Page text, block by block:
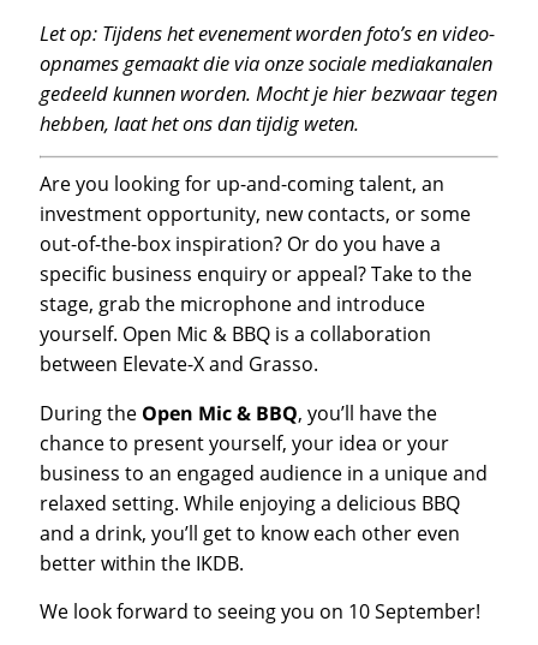
Let op: Tijdens het evenement worden foto’s en video-
opnames gemaakt die via onze sociale mediakanalen
gedeeld kunnen worden. Mocht je hier bezwaar tegen
hebben, laat het ons dan tijdig weten.
Are you looking for up-and-coming talent, an
investment opportunity, new contacts, or some
out-of-the-box inspiration? Or do you have a
specific business enquiry or appeal? Take to the
stage, grab the microphone and introduce
yourself. Open Mic & BBQ is a collaboration
between Elevate-X and Grasso.
During the Open Mic & BBQ, you’ll have the
chance to present yourself, your idea or your
business to an engaged audience in a unique and
relaxed setting. While enjoying a delicious BBQ
and a drink, you’ll get to know each other even
better within the IKDB.
We look forward to seeing you on 10 September!